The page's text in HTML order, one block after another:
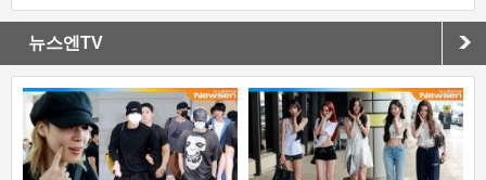
뉴스엔TV